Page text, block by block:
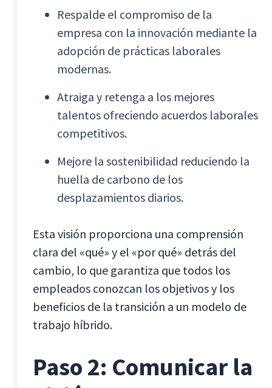
Respalde el compromiso de la
empresa con la innovación mediante la
adopción de prácticas laborales
modernas.
Atraiga y retenga a los mejores
talentos ofreciendo acuerdos laborales
competitivos.
Mejore la sostenibilidad reduciendo la
huella de carbono de los
desplazamientos diarios.
Esta visión proporciona una comprensión
clara del «qué» y el «por qué» detrás del
cambio, lo que garantiza que todos los
empleados conozcan los objetivos y los
beneficios de la transición a un modelo de
trabajo híbrido.
Paso 2: Comunicar la